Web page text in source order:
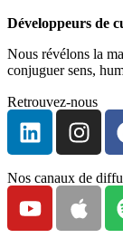
Développeurs de
Nous révélons la
conjuguer sens,
Retrouvez-nous
Nos canaux de